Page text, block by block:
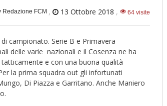
Redazione FCM , 13 Ottobre 2018 , 64 visite
campionato. Serie B e Primavera
delle varie nazionali e il Cosenza ne ha
e con una buona qualità
la prima squadra out gli infortunati
Di Piazza e Garritano. Anche Maniero